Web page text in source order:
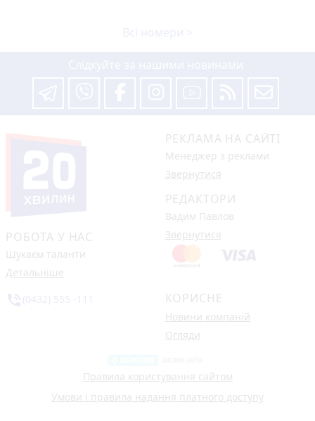
РОБОТА У НАС
Шукаєм таланти
Детальніше
РЕКЛАМА НА САЙТІ
Менеджер з реклами
Звернутися
РЕДАКТОРИ
Вадим Павлов
Звернутися
КОРИСНЕ
Новини компаній
Огляди
Правила користування сайтом
Умови і правила надання платного доступу